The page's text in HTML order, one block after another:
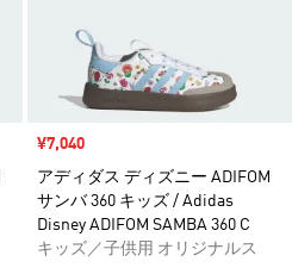
セール価格
¥7,040
アディダス ディズニー ADIFOM
サンバ 360 キッズ / Adidas
Disney ADIFOM SAMBA 360 C
キッズ／子供用 オリジナルス